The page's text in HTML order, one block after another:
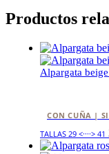
Productos
Alpargata
CON CUÑA |
TALLAS 29 <····> 41